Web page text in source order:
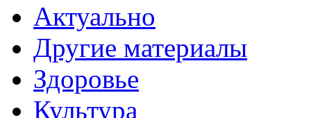
Актуально
Другие материалы
Здоровье
Культура